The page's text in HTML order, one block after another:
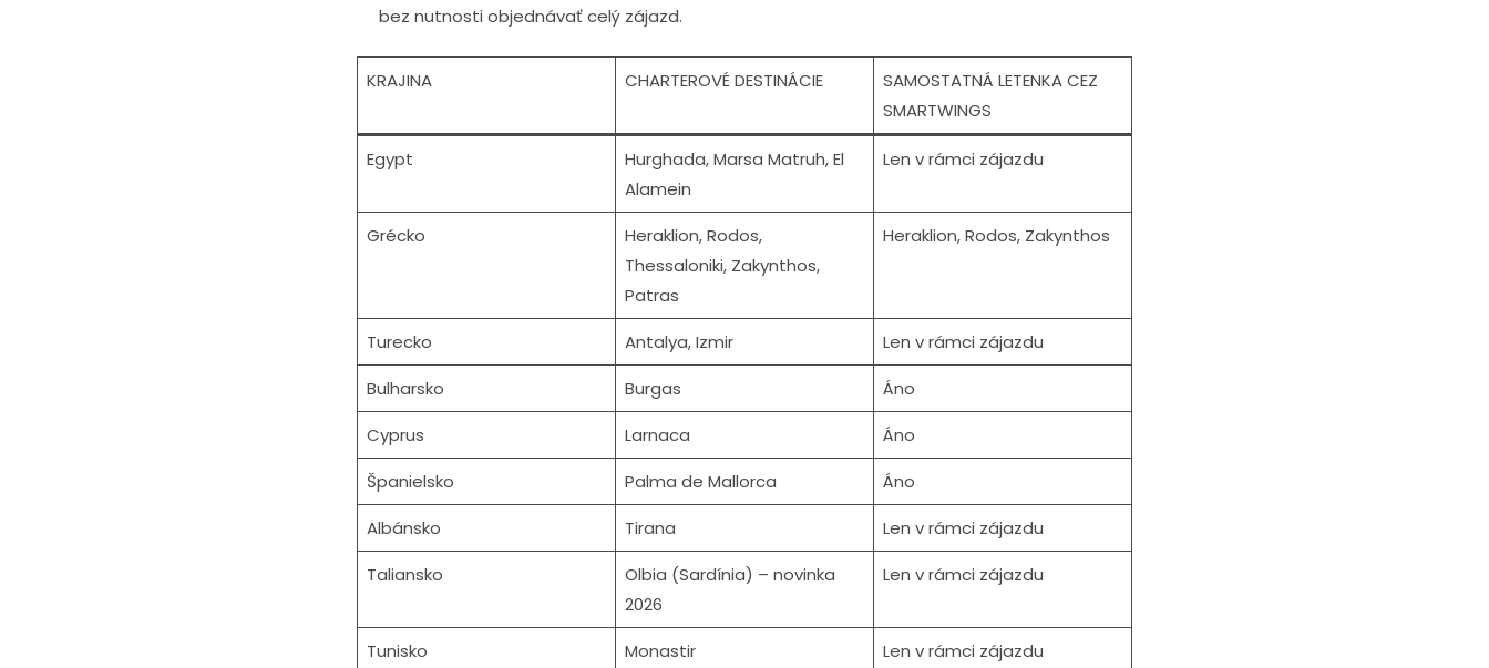
bez nutnosti objednávať celý zájazd.
KRAJINA CHARTEROVÉ DESTINÁCIE
SAMOSTATNÁ LETENKA CEZ
SMARTWINGS
Egypt
Hurghada, Marsa Matruh, El
Alamein
Len v rámci zájazdu
Grécko
Heraklion, Rodos,
Thessaloniki, Zakynthos,
Patras
Heraklion, Rodos, Zakynthos
Turecko Antalya, Izmir
Len v rámci zájazdu
Bulharsko
Burgas
Áno
Cyprus
Larnaca
Áno
Španielsko
Palma de Mallorca
Áno
Albánsko
Tirana
Len v rámci zájazdu
Taliansko
Olbia (Sardínia) – novinka
2026
Len v rámci zájazdu
Tunisko Monastir Len v rámci zájazdu